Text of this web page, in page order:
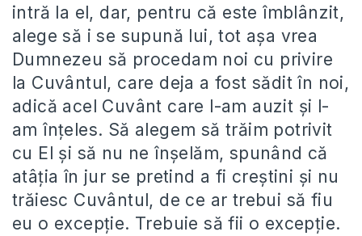
intră la el, dar, pentru că este îmblânzit,
alege să i se supună lui, tot așa vrea
Dumnezeu să procedam noi cu privire
la Cuvântul, care deja a fost sădit în noi,
adică acel Cuvânt care l-am auzit și l-
am înțeles. Să alegem să trăim potrivit
cu El și să nu ne înșelăm, spunând că
atâția în jur se pretind a fi creștini și nu
trăiesc Cuvântul, de ce ar trebui să fiu
eu o excepție. Trebuie să fii o excepție.